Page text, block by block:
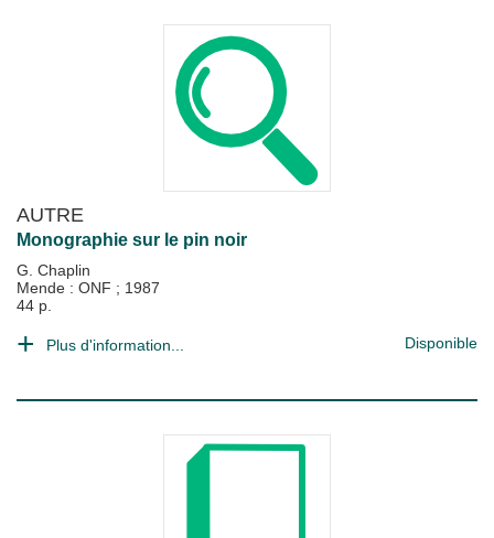
AUTRE
Monographie sur le pin noir
G. Chaplin
Mende : ONF ; 1987
44 p.
Plus d'information... Disponible